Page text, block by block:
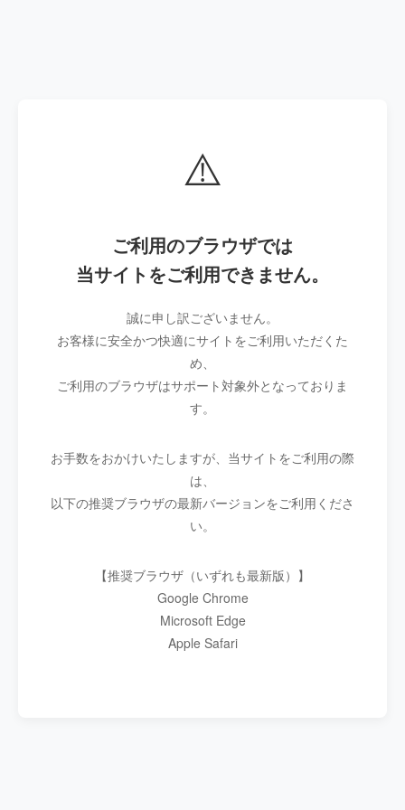
⚠️
ご利用のブラウザでは
当サイトをご利用できません。
誠に申し訳ございません。
お客様に安全かつ快適にサイトをご利用いただくた
め、
ご利用のブラウザはサポート対象外となっておりま
す。
お手数をおかけいたしますが、当サイトをご利用の際
は、
以下の推奨ブラウザの最新バージョンをご利用くださ
い。
【推奨ブラウザ（いずれも最新版）】
Google Chrome
Microsoft Edge
Apple Safari